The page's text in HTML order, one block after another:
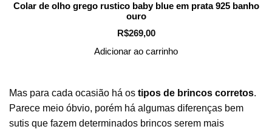
Colar de olho grego rustico baby blue em prata 925 banho
ouro
R$269,00
Adicionar ao carrinho
Mas para cada ocasião há os tipos de brincos corretos.
Parece meio óbvio, porém há algumas diferenças bem
sutis que fazem determinados brincos serem mais